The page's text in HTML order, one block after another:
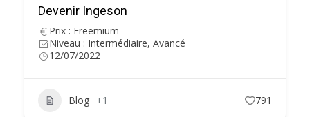
Devenir Ingeson
Prix : Freemium
Niveau : Intermédiaire, Avancé
12/07/2022
Blog +1 791